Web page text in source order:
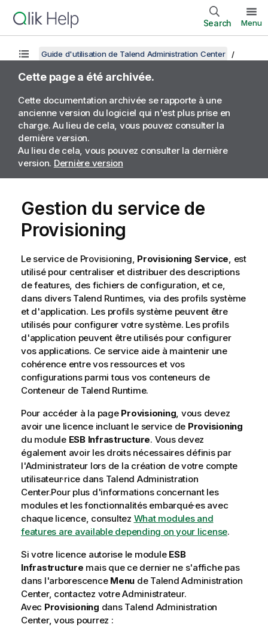
Search Menu
Guide d'utilisation de Talend Administration Center
Cette page a été archivée.
Cette documentation archivée se rapporte à une
ancienne version du logiciel qui n'est plus prise en
charge. Au lieu de cela, vous pouvez consulter la
dernière version.
Au lieu de cela, vous pouvez consulter la dernière
version. Dernière version
Gestion du service de
Provisioning
Le service de Provisioning, Provisioning Service, est
utilisé pour centraliser et distribuer des descriptions
de features, des fichiers de configuration, et ce,
dans divers Talend Runtimes, via des profils système
et d'application. Les profils système peuvent être
utilisés pour configurer votre système. Les profils
d'application peuvent être utilisés pour configurer
vos applications. Ce service aide à maintenir une
cohérence entre vos ressources et vos
configurations parmi tous vos conteneurs de
Conteneur de Talend Runtime.
Pour accéder à la page Provisioning, vous devez
avoir une licence incluant le service de Provisioning
du module ESB Infrastructure. Vous devez
également avoir les droits nécessaires définis par
l'Administrateur lors de la création de votre compte
utilisateur·rice dans Talend Administration
Center.Pour plus d'informations concernant les
modules et les fonctionnalités embarqué·es avec
chaque licence, consultez What modules and
features are available depending on your license.
Si votre licence autorise le module ESB
Infrastructure mais que ce dernier ne s'affiche pas
dans l'arborescence Menu de Talend Administration
Center, contactez votre Administrateur.
Avec Provisioning dans Talend Administration
Center, vous pourrez :